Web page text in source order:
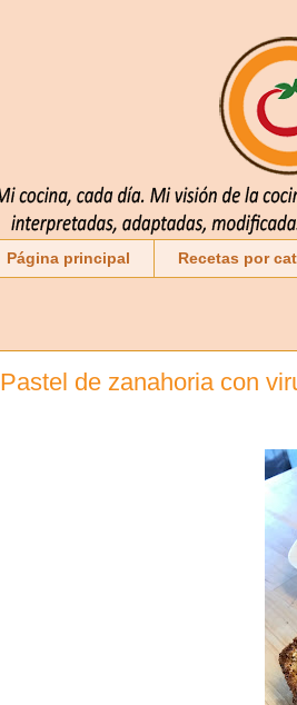
Página principal Recetas por
Pastel de zanahoria con